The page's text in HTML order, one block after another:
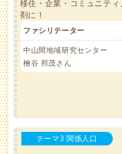
移住・企業・コミュニテ
剤に！
ファシリテーター
中山間地域研究センター
檜谷 邦茂さん
テーマ3 関係人口